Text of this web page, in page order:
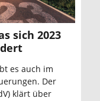
sich 2023
es auch im
Der
klärt über